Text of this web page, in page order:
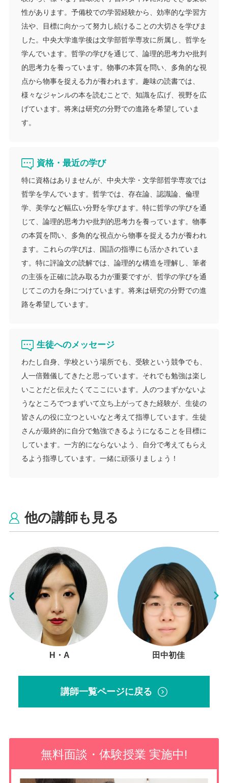
性があります。予備校での学習経験から、効率的な学習方
法や、目標に向かって努力し続けることの大切さを学びま
した。中央大学進学後は文学部哲学専攻に所属し、哲学を
学んでいます。哲学の学びを通じて、論理的思考力や批判
的思考力を養っています。物事の本質を問い、多角的な視
点から物事を捉える力が養われます。趣味の読書では、
様々なジャンルの本を読むことで、知識を広げ、視野を広
げています。将来は研究の分野での進路を希望していま
す。
資格・最近の学び
特に資格はありませんが、中央大学・文学部哲学専攻では
哲学を学んでいます。哲学では、存在論、認識論、倫理
学、美学など幅広い分野を学びます。特に哲学の学びを通
じて、論理的思考力や批判的思考力を養っています。物事
の本質を問い、多角的な視点から物事を捉える力が養われ
ます。これらの学びは、国語の指導にも活かされていま
す。特に評論文の読解では、論理的な構造を理解し、筆者
の主張を正確に読み取る力が重要ですが、哲学の学びを通
じてこの力を身につけています。将来は研究の分野での進
路を希望しています。
生徒へのメッセージ
わたし自身、学校という場所でも、受験という競争でも、
人一倍難儀してきたと思っています。それでも勉強は楽し
いことだと伝えたくてここにいます。人のつまずかないよ
うなところでつまずいて立ち上がってきた経験が、生徒の
皆さんの役に立つといいなと考えて指導しています。生徒
さんが最終的に自分で勉強できるようになることを目標に
しています。一方的にならないよう、自分で考えてもらえ
るよう指導しています。一緒に頑張りましょう！
他の講師も見る
H・A 田中初佳
講師一覧ページに戻る
無料面談・体験授業 実施中!